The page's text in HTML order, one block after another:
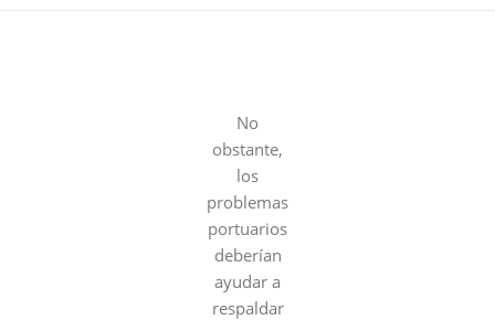
No
obstante,
los
problemas
portuarios
deberían
ayudar a
respaldar